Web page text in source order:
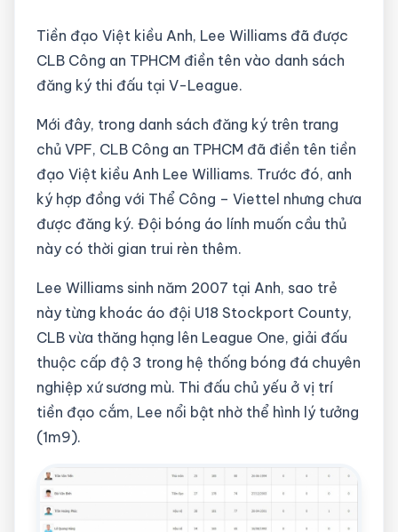
Tiền đạo Việt kiều Anh, Lee Williams đã được
CLB Công an TPHCM điền tên vào danh sách
đăng ký thi đấu tại V-League.
Mới đây, trong danh sách đăng ký trên trang
chủ VPF, CLB Công an TPHCM đã điền tên tiền
đạo Việt kiều Anh Lee Williams. Trước đó, anh
ký hợp đồng với Thể Công – Viettel nhưng chưa
được đăng ký. Đội bóng áo lính muốn cầu thủ
này có thời gian trui rèn thêm.
Lee Williams sinh năm 2007 tại Anh, sao trẻ
này từng khoác áo đội U18 Stockport County,
CLB vừa thăng hạng lên League One, giải đấu
thuộc cấp độ 3 trong hệ thống bóng đá chuyên
nghiệp xứ sương mù. Thi đấu chủ yếu ở vị trí
tiền đạo cắm, Lee nổi bật nhờ thể hình lý tưởng
(1m9).